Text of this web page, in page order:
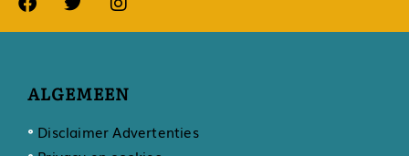
ALGEMEEN
Disclaimer Advertenties